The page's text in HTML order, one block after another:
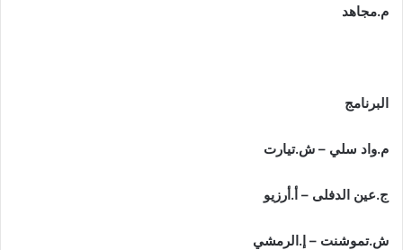
م.مجاهد
البرنامج
م.واد سلي – ش.تيارت
ج.عين الدفلى – أ.أرزيو
ش.تموشنت – إ.الرمشي